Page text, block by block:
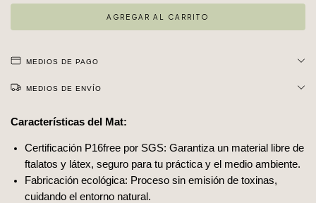
MEDIOS DE PAGO
MEDIOS DE ENVÍO
Características del Mat:
Certificación P16free por SGS: Garantiza un material libre de
ftalatos y látex, seguro para tu práctica y el medio ambiente.
Fabricación ecológica: Proceso sin emisión de toxinas,
cuidando el entorno natural.